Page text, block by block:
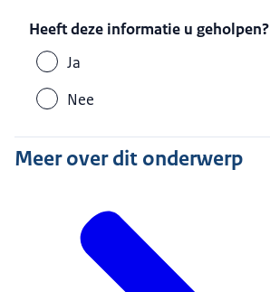
Heeft deze informatie u geholpen?
Ja
Nee
Meer over dit onderwerp